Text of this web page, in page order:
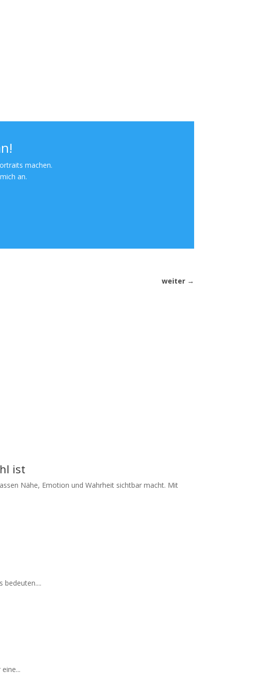
machen.
an.
weiter→
ist
Nähe, Emotion und Wahrheit sichtbar macht. Mit
bedeuten....